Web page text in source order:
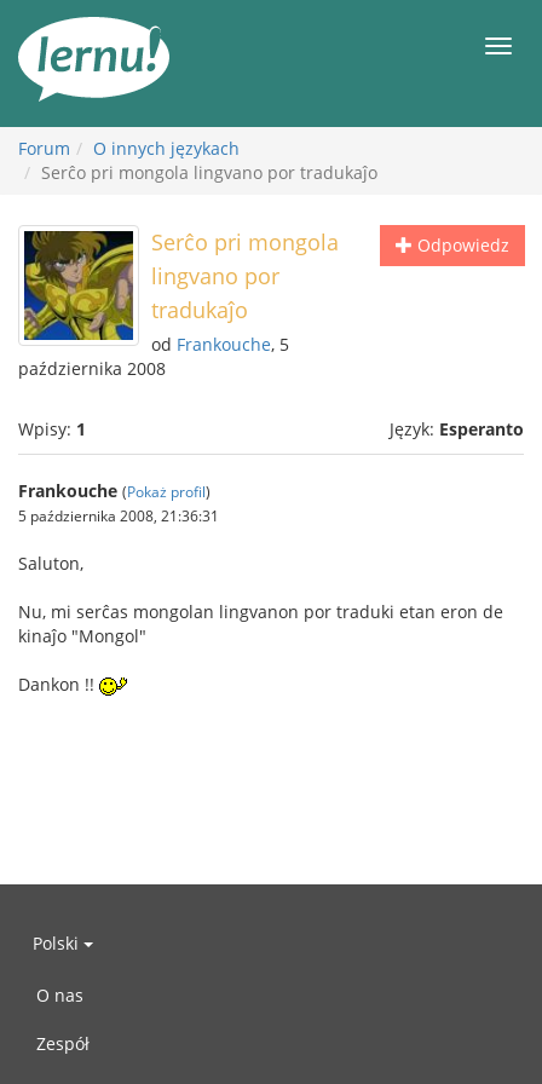
Forum
O innych językach
Serĉo pri mongola lingvano por tradukaĵo
Odpowiedz
Serĉo pri mongola
lingvano por
tradukaĵo
od Frankouche, 5
października 2008
Wpisy: 1 Język: Esperanto
Frankouche (Pokaż profil)
5 października 2008, 21:36:31
Saluton,
Nu, mi serĉas mongolan lingvanon por traduki etan eron de
kinaĵo "Mongol"
Dankon !!
Polski
O nas
Zespół